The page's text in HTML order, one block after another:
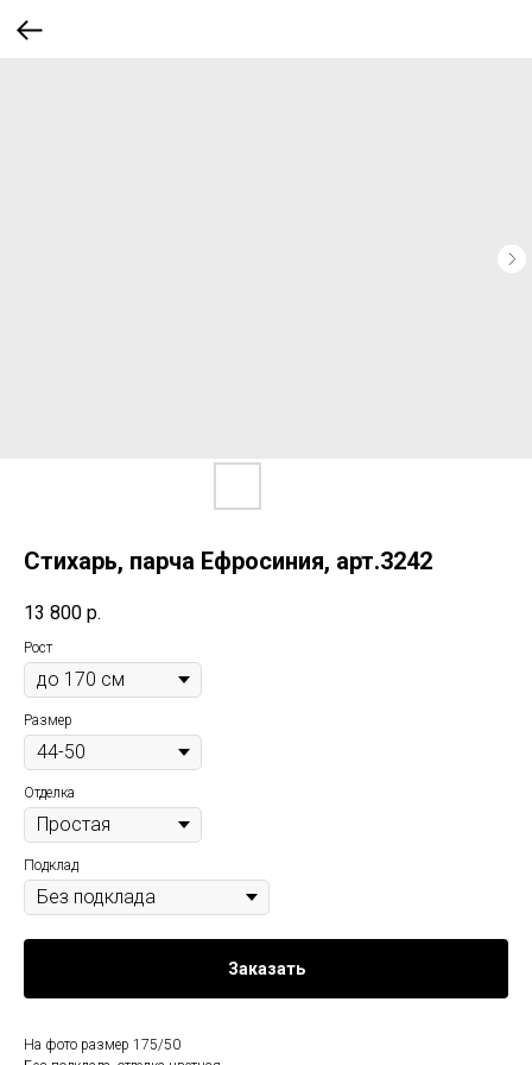
Стихарь, парча Ефросиния, арт.3242
13 800 р.
Рост
Размер
Отделка
Подклад
Заказать
На фото размер 175/50